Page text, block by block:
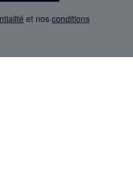
et nos conditions